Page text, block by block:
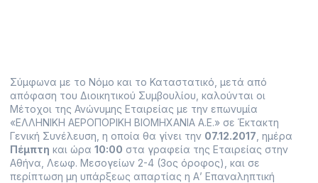
Σύμφωνα με το Νόμο και το Καταστατικό, μετά από
απόφαση του Διοικητικού Συμβουλίου, καλούνται οι
Μέτοχοι της Ανώνυμης Εταιρείας με την επωνυμία
«ΕΛΛΗΝΙΚΗ ΑΕΡΟΠΟΡΙΚΗ ΒΙΟΜΗΧΑΝΙΑ Α.Ε.» σε Έκτακτη
Γενική Συνέλευση, η οποία θα γίνει την 07.12.2017 , ημέρα
Πέμπτη και ώρα 10:00 στα γραφεία της Εταιρείας στην
Αθήνα, Λεωφ. Μεσογείων 2-4 (3ος όροφος), και σε
περίπτωση μη υπάρξεως απαρτίας η Α’ Επαναληπτική